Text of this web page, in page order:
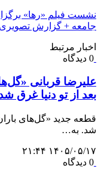
نشست فیلم «رها»
جامعه + گزارش
اخبار مرتبط
0 دیدگاه
علیرضا قربانی
بعد از تو دنیا غرق
قطعه جدید «گل‌های
شد. به…
۱۴۰۵/۰۵/۱۷ ۲۱:۴۴
0 دیدگاه